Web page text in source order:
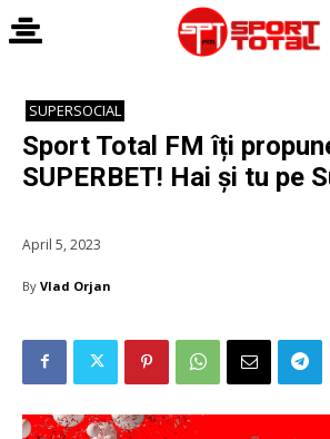
SUPERSOCIAL
Sport Total FM îți
SUPERBET! Hai și tu pe
April 5, 2023
By Vlad Orjan